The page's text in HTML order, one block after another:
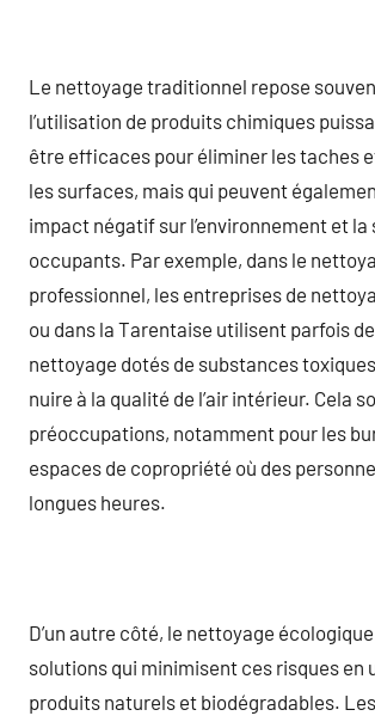
Le nettoyage traditionnel repose
l’utilisation de produits chimiques
être efficaces pour éliminer les taches
les surfaces, mais qui peuvent
impact négatif sur l’environnement et la
occupants. Par exemple, dans le
professionnel, les entreprises de
ou dans la Tarentaise utilisent parfois
nettoyage dotés de substances
nuire à la qualité de l’air intérieur. Cela
préoccupations, notamment pour les
espaces de copropriété où des
longues heures.
D’un autre côté, le nettoyage
solutions qui minimisent ces risques en
produits naturels et biodégradables.